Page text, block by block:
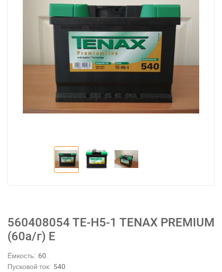
560408054 TE-H5-1 TENAX PREMIUM
(60а/г) E
Ёмкость: 60
Пусковой ток: 540